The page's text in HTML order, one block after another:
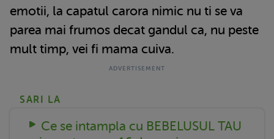
emotii, la capatul carora nimic nu ti se va
parea mai frumos decat gandul ca, nu peste
mult timp, vei fi mama cuiva.
SARI LA
Ce se intampla cu BEBELUSUL TAU